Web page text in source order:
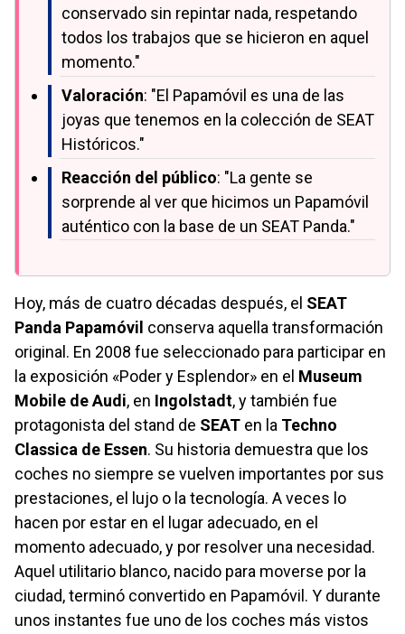
conservado sin repintar nada, respetando
todos los trabajos que se hicieron en aquel
momento."
Valoración: "El Papamóvil es una de las
joyas que tenemos en la colección de SEAT
Históricos."
Reacción del público: "La gente se
sorprende al ver que hicimos un Papamóvil
auténtico con la base de un SEAT Panda."
Hoy, más de cuatro décadas después, el SEAT
Panda Papamóvil conserva aquella transformación
original. En 2008 fue seleccionado para participar en
la exposición «Poder y Esplendor» en el Museum
Mobile de Audi, en Ingolstadt, y también fue
protagonista del stand de SEAT en la Techno
Classica de Essen. Su historia demuestra que los
coches no siempre se vuelven importantes por sus
prestaciones, el lujo o la tecnología. A veces lo
hacen por estar en el lugar adecuado, en el
momento adecuado, y por resolver una necesidad.
Aquel utilitario blanco, nacido para moverse por la
ciudad, terminó convertido en Papamóvil. Y durante
unos instantes fue uno de los coches más vistos